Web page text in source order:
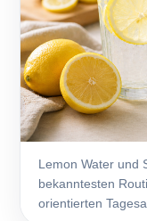
Lemon Water und
bekanntesten
orientierten